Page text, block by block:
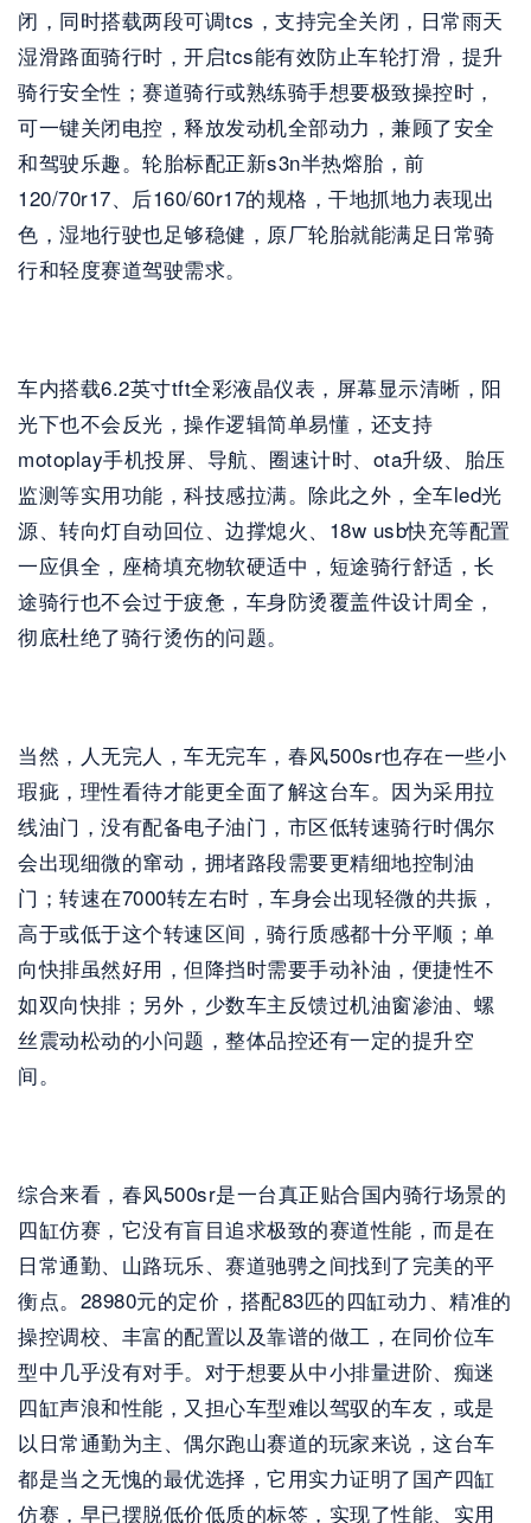
闭，同时搭载两段可调tcs，支持完全关闭，日常雨天
湿滑路面骑行时，开启tcs能有效防止车轮打滑，提升
骑行安全性；赛道骑行或熟练骑手想要极致操控时，
可一键关闭电控，释放发动机全部动力，兼顾了安全
和驾驶乐趣。轮胎标配正新s3n半热熔胎，前
120/70r17、后160/60r17的规格，干地抓地力表现出
色，湿地行驶也足够稳健，原厂轮胎就能满足日常骑
行和轻度赛道驾驶需求。
车内搭载6.2英寸tft全彩液晶仪表，屏幕显示清晰，阳
光下也不会反光，操作逻辑简单易懂，还支持
motoplay手机投屏、导航、圈速计时、ota升级、胎压
监测等实用功能，科技感拉满。除此之外，全车led光
源、转向灯自动回位、边撑熄火、18w usb快充等配置
一应俱全，座椅填充物软硬适中，短途骑行舒适，长
途骑行也不会过于疲惫，车身防烫覆盖件设计周全，
彻底杜绝了骑行烫伤的问题。
当然，人无完人，车无完车，春风500sr也存在一些小
瑕疵，理性看待才能更全面了解这台车。因为采用拉
线油门，没有配备电子油门，市区低转速骑行时偶尔
会出现细微的窜动，拥堵路段需要更精细地控制油
门；转速在7000转左右时，车身会出现轻微的共振，
高于或低于这个转速区间，骑行质感都十分平顺；单
向快排虽然好用，但降挡时需要手动补油，便捷性不
如双向快排；另外，少数车主反馈过机油窗渗油、螺
丝震动松动的小问题，整体品控还有一定的提升空
间。
综合来看，春风500sr是一台真正贴合国内骑行场景的
四缸仿赛，它没有盲目追求极致的赛道性能，而是在
日常通勤、山路玩乐、赛道驰骋之间找到了完美的平
衡点。28980元的定价，搭配83匹的四缸动力、精准的
操控调校、丰富的配置以及靠谱的做工，在同价位车
型中几乎没有对手。对于想要从中小排量进阶、痴迷
四缸声浪和性能，又担心车型难以驾驭的车友，或是
以日常通勤为主、偶尔跑山赛道的玩家来说，这台车
都是当之无愧的最优选择，它用实力证明了国产四缸
仿赛，早已摆脱低价低质的标签，实现了性能、实用